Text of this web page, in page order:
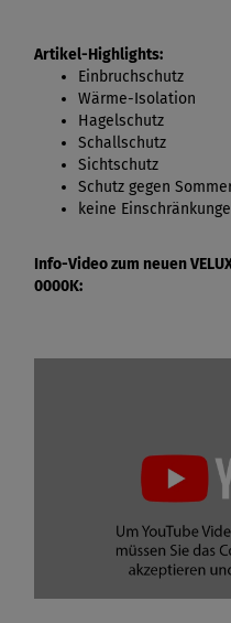
Artikel-Highlights:
Einbruchschutz
Wärme-Isolation
Hagelschutz
Schallschutz
Sichtschutz
Schutz gegen
keine
Info-Video zum neuen
0000K: